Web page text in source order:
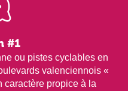
#1
ou pistes cyclables en
valenciennois «
caractère propice à la